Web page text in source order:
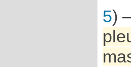
5)